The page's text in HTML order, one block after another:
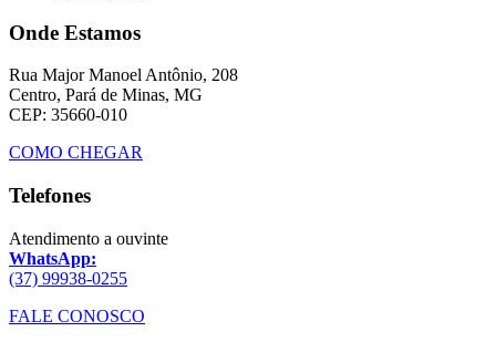
Onde Estamos
Rua Major Manoel Antônio, 208
Centro, Pará de Minas, MG
CEP: 35660-010
COMO CHEGAR
Telefones
Atendimento a ouvinte
WhatsApp:
(37) 99938-0255
FALE CONOSCO